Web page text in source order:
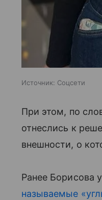
Источник: Соцсети
При этом, по
отнеслись к
внешности, о
Ранее Борисова
называемые